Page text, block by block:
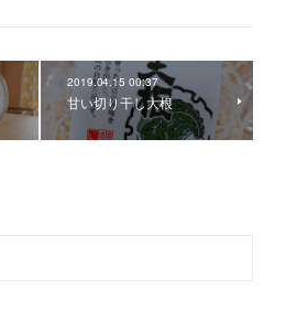
2019.04.15 00:37
甘い切り干し大根